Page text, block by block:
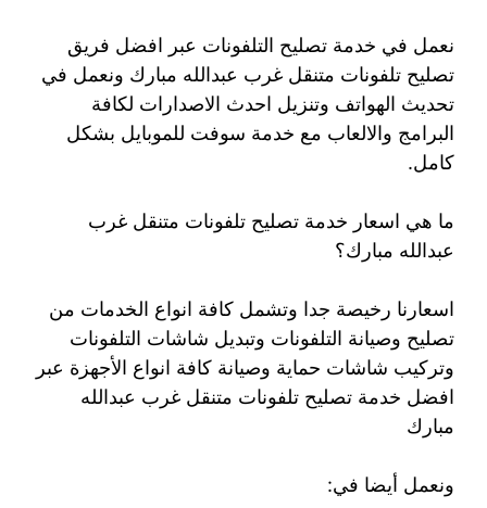
نعمل في خدمة تصليح التلفونات عبر افضل فريق
تصليح تلفونات متنقل غرب عبدالله مبارك ونعمل في
تحديث الهواتف وتنزيل احدث الاصدارات لكافة
البرامج والالعاب مع خدمة سوفت للموبايل بشكل
كامل.
ما هي اسعار خدمة تصليح تلفونات متنقل غرب
عبدالله مبارك؟
اسعارنا رخيصة جدا وتشمل كافة انواع الخدمات من
تصليح وصيانة التلفونات وتبديل شاشات التلفونات
وتركيب شاشات حماية وصيانة كافة انواع الأجهزة عبر
افضل خدمة تصليح تلفونات متنقل غرب عبدالله
مبارك
ونعمل أيضا في: